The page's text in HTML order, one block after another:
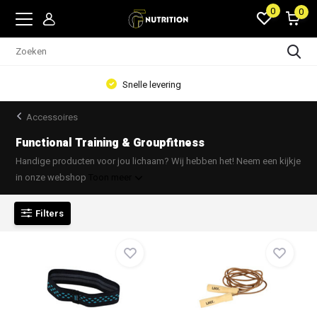
0 0
Voeding en accessoires
Accessoires
Functional Training & Groupfitness
Handige producten voor jou lichaam? Wij hebben het! Neem een kijkje
in onze webshop
Filters